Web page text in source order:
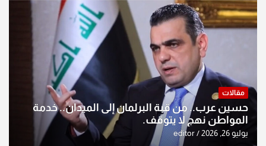
مقالات
حسين عرب.. من قبة البرلمان إلى الميدان.. خدمة
المواطن نهج لا يتوقف.
يوليو 26, 2026 editor